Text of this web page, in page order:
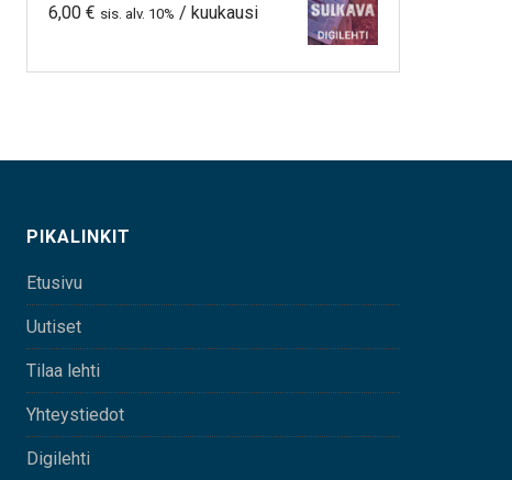
6,00 € sis. alv. 10% / kuukausi
PIKALINKIT
Etusivu
Uutiset
Tilaa lehti
Yhteystiedot
Digilehti